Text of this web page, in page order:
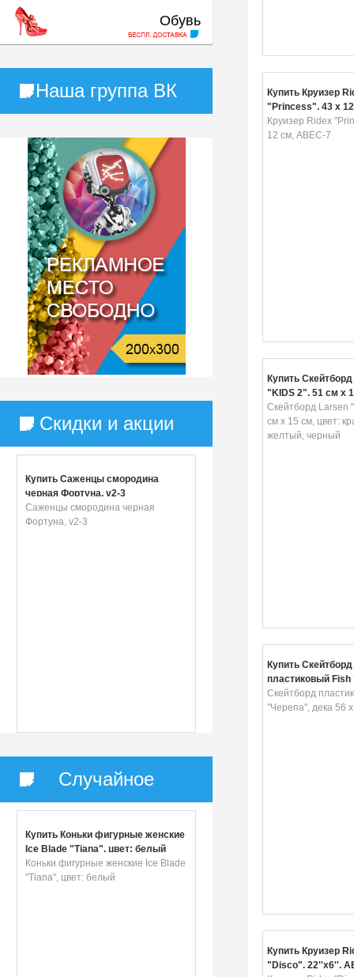
Обувь
Наша группа ВК
Скидки и акции
Купить Саженцы смородина
черная Фортуна, v2-3
Саженцы смородина черная
Фортуна, v2-3
Случайное
Купить Коньки фигурные женские
Ice Blade "Tiana", цвет: белый
Коньки фигурные женские Ice Blade
"Tiana", цвет: белый
Купить Круизер
"Princess", 43 х
7
Круизер Ridex
12 см, ABEC-7
Купить
"KIDS 2", 51 см х
красный, желтый,
Скейтборд Larsen
см х 15 см, цвет:
желтый, черный
Купить Скейтборд
пластиковый
дека 56 х 15 см
Скейтборд
"Черепа", дека 56
Купить Круизер
"Disco", 22''x6'',